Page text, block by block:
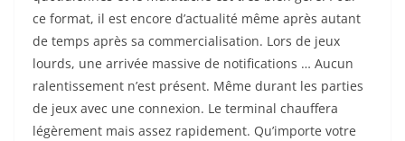
ce format, il est encore d’actualité même après autant
de temps après sa commercialisation. Lors de jeux
lourds, une arrivée massive de notifications … Aucun
ralentissement n’est présent. Même durant les parties
de jeux avec une connexion. Le terminal chauffera
légèrement mais assez rapidement. Qu’importe votre